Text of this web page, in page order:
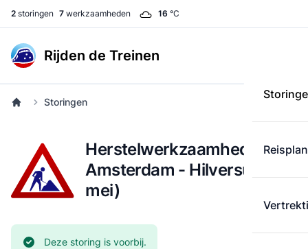
2 storingen 7 werkzaamheden 16 °C
Rijden de Treinen
Storingen
Herstelwerkzaamheden:
Amsterdam - Hilversum (25
mei)
Huidige status:
Deze storing is voorbij.